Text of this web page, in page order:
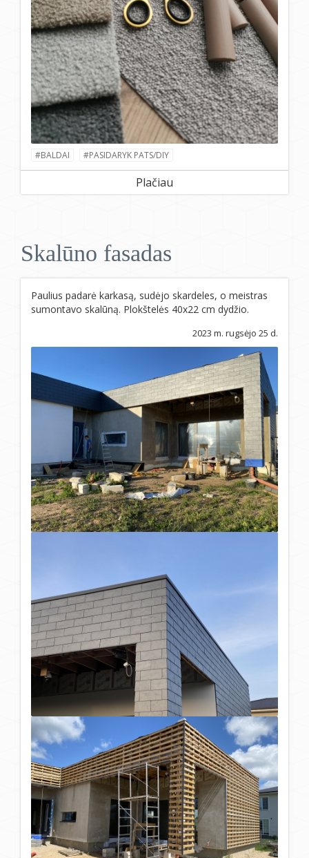
#BALDAI #PASIDARYK PATS/DIY
Plačiau
Skalūno fasadas
Paulius padarė karkasą, sudėjo skardeles, o meistras
sumontavo skalūną. Plokštelės 40x22 cm dydžio.
2023 m. rugsėjo 25 d.